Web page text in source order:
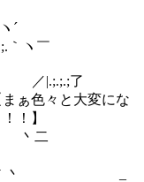
￣
了
大変にな
！】
_